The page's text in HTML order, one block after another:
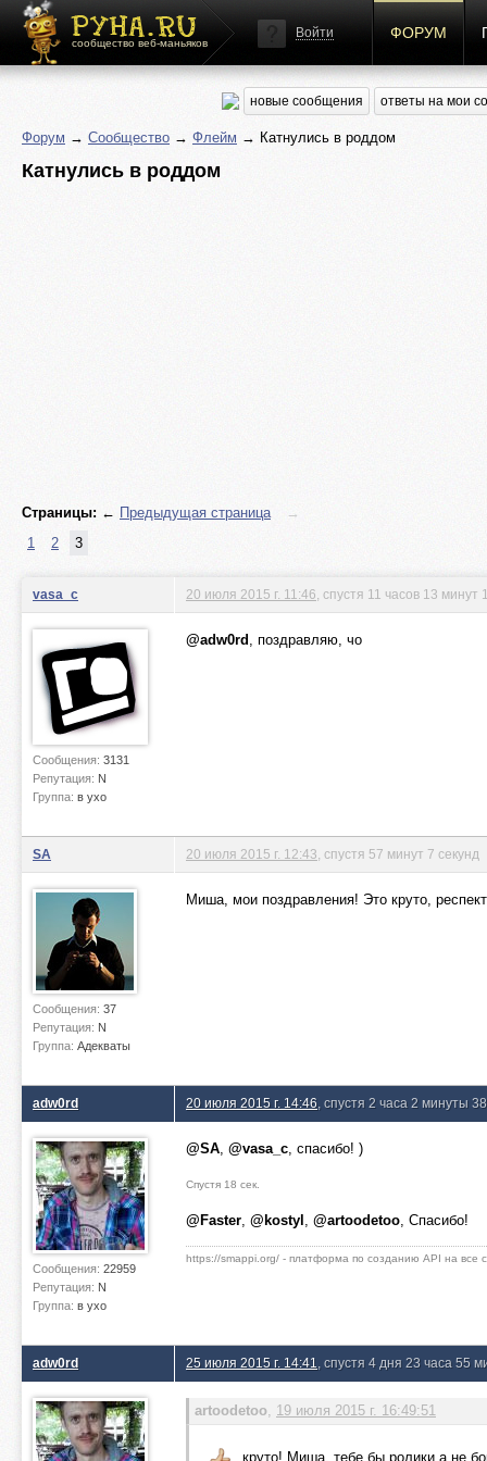
сообщество веб-маньяков
Войти ФОРУМ
новые сообщения ответы на мои
Форум → Сообщество → Флейм → Катнулись в роддом
Катнулись в роддом
Страницы: ← Предыдущая страница
→
1
2 3
vasa_c
Сообщения: 3131
Репутация: N
Группа: в ухо
20 июля 2015 г. 11:46 , спустя 11 часов 13 минут
@adw0rd , поздравляю, чо
SA
Сообщения: 37
Репутация: N
Группа: Адекваты
20 июля 2015 г. 12:43 , спустя 57 минут 7 секунд
Миша, мои поздравления! Это круто,
adw0rd
Сообщения: 22959
Репутация: N
Группа: в ухо
20 июля 2015 г. 14:46 , спустя 2 часа 2 минуты
@SA, @vasa_c, спасибо! )
Спустя 18 сек.
@Faster, @kostyl , @artoodetoo, Спасибо!
https://smappi.org/ - платформа по созданию API на все
adw0rd 25 июля 2015 г. 14:41 , спустя 4 дня 23 часа 55
artoodetoo, 19 июля 2015 г. 16:49:51
круто! Миша, тебе бы ролики а не